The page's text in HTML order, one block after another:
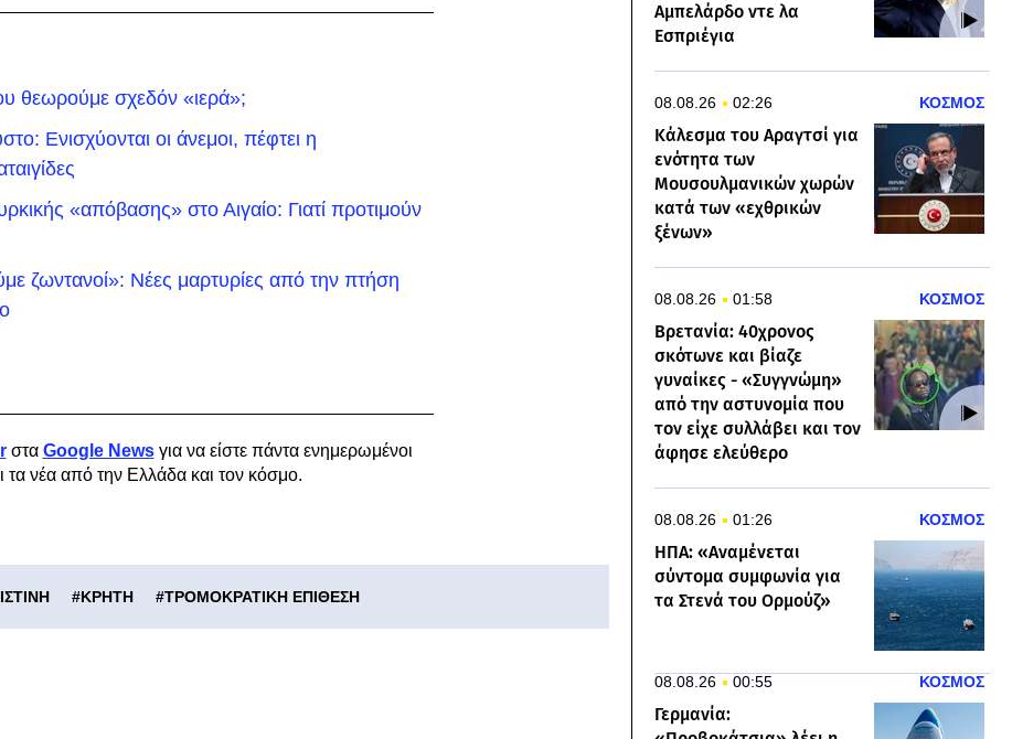
θεωρούμε σχεδόν «ιερά»;
Ενισχύονται οι άνεμοι, πέφτει η
«απόβασης» στο Αιγαίο: Γιατί προτιμούν
ζωντανοί»: Νέες μαρτυρίες από την πτήση
στα Google Newsγια να είστε πάντα ενημερωμένοι
τα νέα από την Ελλάδα και τον κόσμο.
#ΚΡΗΤΗ #ΤΡΟΜΟΚΡΑΤΙΚΗ ΕΠΙΘΕΣΗ
Αμπελάρδο ντε λα
Εσπριέγια
08.08.26 02:26 ΚΟΣΜΟΣ
Κάλεσμα του Αραγτσί για
ενότητα των
Μουσουλμανικών χωρών
κατά των «εχθρικών
ξένων»
08.08.26 01:58 ΚΟΣΜΟΣ
Βρετανία: 40χρονος
σκότωνε και βίαζε
γυναίκες - «Συγγνώμη»
από την αστυνομία που
τον είχε συλλάβει και τον
άφησε ελεύθερο
08.08.26 01:26 ΚΟΣΜΟΣ
ΗΠΑ: «Αναμένεται
σύντομα συμφωνία για
τα Στενά του Ορμούζ»
08.08.26 00:55 ΚΟΣΜΟΣ
Γερμανία: